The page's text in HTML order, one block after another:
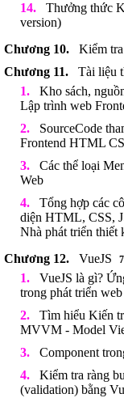
Thưởng thức
version)
Kiểm tra
Tài liệu
Kho sách,
Lập trình web
SourceCode
Frontend HTML
Các thể loại
Web
Tổng hợp các
diện HTML, CSS,
Nhà phát triển thiết
VueJS
7
VueJS là gì?
trong phát triển
Tìm hiểu Kiến
MVVM - Model
Component
Kiểm tra ràng
(validation) bằng